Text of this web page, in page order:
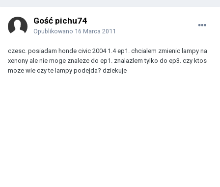
Gość pichu74
Opublikowano 16 Marca 2011
czesc. posiadam honde civic 2004 1.4 ep1. chcialem zmienic lampy na
xenony ale nie moge znalezc do ep1. znalazlem tylko do ep3. czy ktos
moze wie czy te lampy podejda? dziekuje